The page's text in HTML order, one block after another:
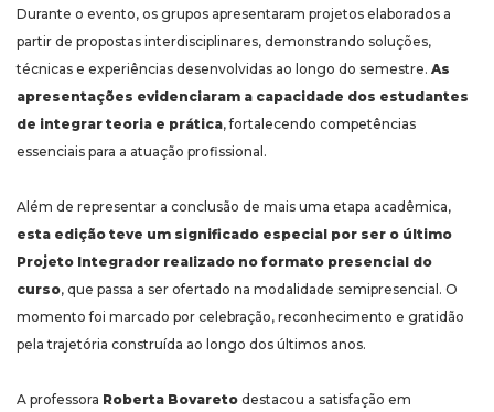
Durante o evento, os grupos apresentaram projetos elaborados a
partir de propostas interdisciplinares, demonstrando soluções,
técnicas e experiências desenvolvidas ao longo do semestre. As
apresentações evidenciaram a capacidade dos estudantes
de integrar teoria e prática, fortalecendo competências
essenciais para a atuação profissional.
Além de representar a conclusão de mais uma etapa acadêmica,
esta edição teve um significado especial por ser o último
Projeto Integrador realizado no formato presencial do
curso, que passa a ser ofertado na modalidade semipresencial. O
momento foi marcado por celebração, reconhecimento e gratidão
pela trajetória construída ao longo dos últimos anos.
A professora Roberta Bovareto destacou a satisfação em